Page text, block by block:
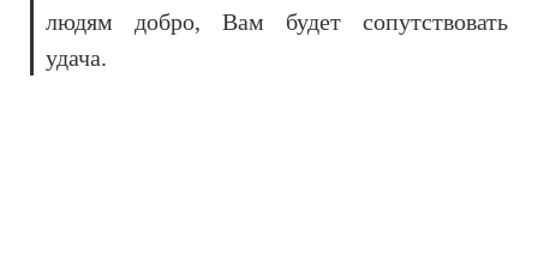
людям добро, Вам будет сопутствовать
удача.